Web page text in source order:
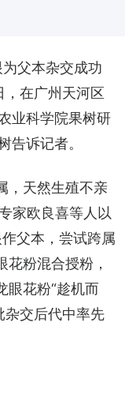
父本杂交成功
，在广州天河区
业科学院果树研
告诉记者。
，天然生殖不亲
家欧良喜等人以
父本，尝试跨属
粉混合授粉，
眼花粉“趁机而
杂交后代中率先